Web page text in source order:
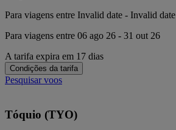
Para viagens entre Invalid date - Invalid date
Para viagens entre 06 ago 26 - 31 out 26
A tarifa expira em 17 dias
Condições da tarifa
Pesquisar voos
Tóquio (TYO)